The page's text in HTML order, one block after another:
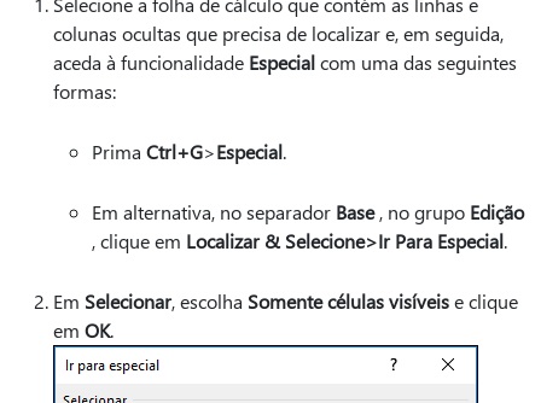
colunas ocultas que precisa de localizar e, em seguida,
aceda à funcionalidade Especialcom uma das seguintes
formas:
Prima Ctrl+G>Especial.
Em alternativa, no separador Base, no grupo Edição
, clique em Localizar & Selecione>Ir Para Especial.
Em Selecionar, escolha Somente células visíveise clique
em OK.